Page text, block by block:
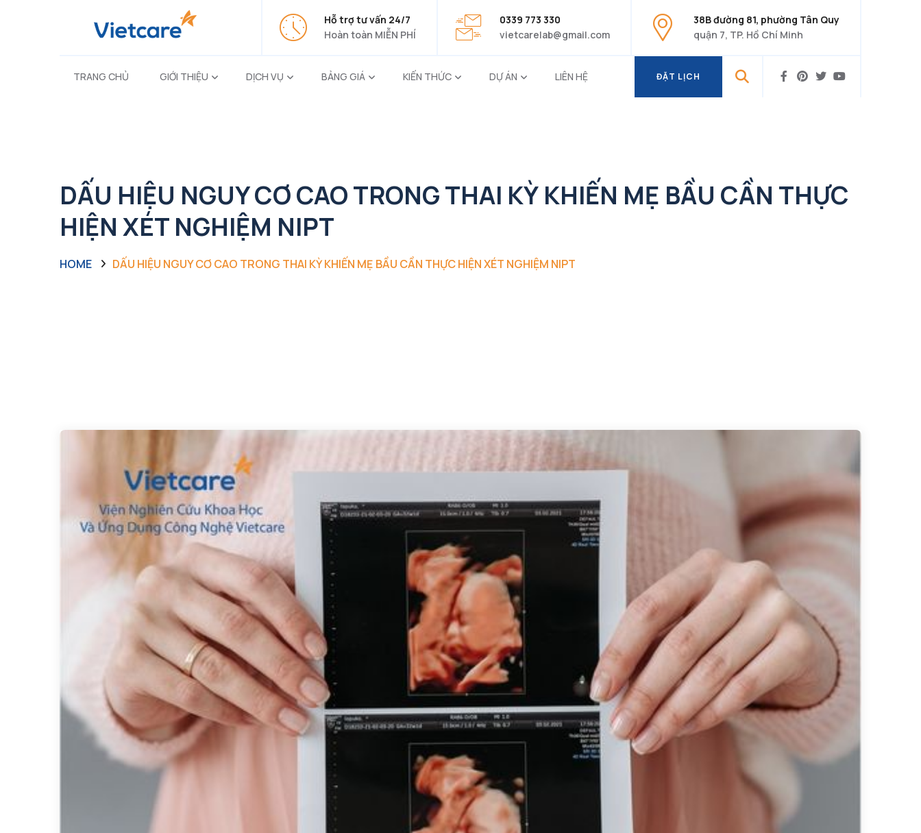
Hỗ trợ tư vấn 24/7
Hoàn toàn MIỄN PHÍ
0339 773 330
vietcarelab@gmail.com
38B đường 81, phường Tân Quy
quận 7, TP. Hồ Chí Minh
TRANG CHỦ GIỚI THIỆU DỊCH VỤ BẢNG GIÁ KIẾN THỨC DỰ ÁN LIÊN HỆ
ĐẶT LỊCH
DẤU HIỆU NGUY CƠ CAO TRONG THAI KỲ KHIẾN MẸ BẦU CẦN THỰC
HIỆN XÉT NGHIỆM NIPT
HOME DẤU HIỆU NGUY CƠ CAO TRONG THAI KỲ KHIẾN MẸ BẦU CẦN THỰC HIỆN XÉT NGHIỆM NIPT